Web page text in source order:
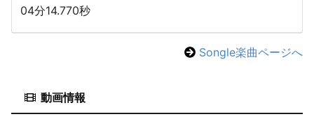
04分14.770秒
Songle楽曲ページへ
動画情報